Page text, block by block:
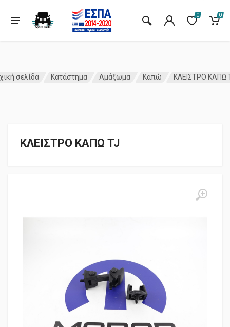
0 0
σελίδα Κατάστημα Αμάξωμα Καπώ ΚΛΕΙΣΤΡΟ ΚΑΠΩ
ΚΛΕΙΣΤΡΟ ΚΑΠΩ TJ